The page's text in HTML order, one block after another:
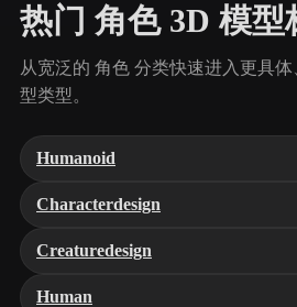
热门 角色 3D 模型
从宽泛的 角色 分类快速进入更具
型类型。
Humanoid
Characterdesign
Creaturedesign
Human